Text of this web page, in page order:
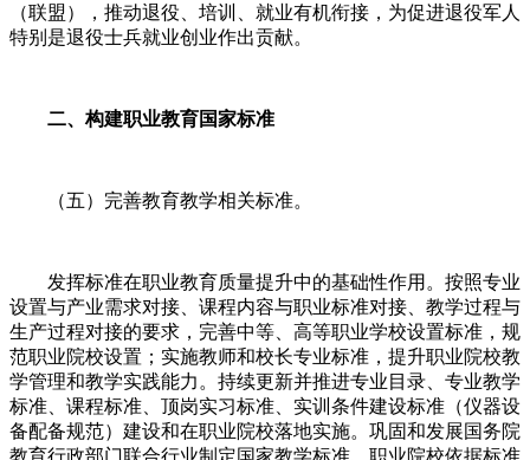
（联盟），推动退役、培训、就业有机衔接，为促进退役军人
特别是退役士兵就业创业作出贡献。
二、构建职业教育国家标准
（五）完善教育教学相关标准。
发挥标准在职业教育质量提升中的基础性作用。按照专业
设置与产业需求对接、课程内容与职业标准对接、教学过程与
生产过程对接的要求，完善中等、高等职业学校设置标准，规
范职业院校设置；实施教师和校长专业标准，提升职业院校教
学管理和教学实践能力。持续更新并推进专业目录、专业教学
标准、课程标准、顶岗实习标准、实训条件建设标准（仪器设
备配备规范）建设和在职业院校落地实施。巩固和发展国务院
教育行政部门联合行业制定国家教学标准、职业院校依据标准